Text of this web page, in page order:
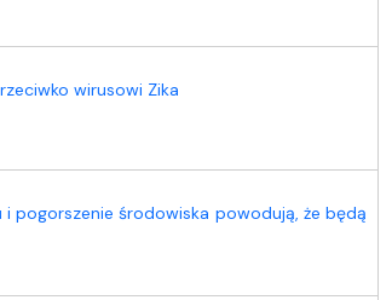
wirusowi Zika
pogorszenie środowiska powodują, że będą